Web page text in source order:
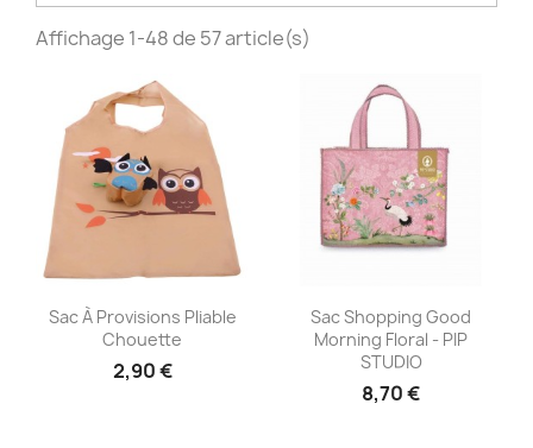
Affichage 1-48 de 57 article(s)
Aperçu rapide
Sac À Provisions Pliable
Chouette
2,90 €
Aperçu rapide
Sac Shopping Good
Morning Floral - PIP
STUDIO
8,70 €